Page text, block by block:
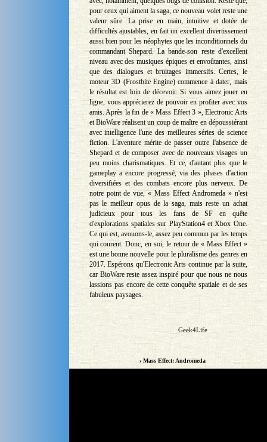
pour ceux qui aiment la saga, ce nouveau volet reste une
valeur sûre. La prise en main, intuitive et dotée de
difficultés ajustables, en fait un excellent divertissement
aussi bien pour les néophytes que les inconditionnels du
commandant Shepard. La bande-son reste d'excellent
niveau avec des musiques épiques et envoûtantes, ainsi
que des dialogues et bruitages immersifs. Certes, le
moteur 3D (Frostbite Engine) commence à dater, mais
le résultat est loin de décevoir. Si vous aimez jouer en
ligne, vous apprécierez de pouvoir en profiter avec vos
amis. Après la fin de « Mass Effect 3 », Electronic Arts
et BioWare réalisent un coup de maître en dépoussiérant
avec intelligence l'une des meilleures séries de science
fiction. L'aventure mérite de passer outre l'absence de
Shepard et de composer avec de nouveaux visages un
peu moins charismatiques. Et ce, d'autant plus que le
gameplay a encore progressé, via des phases d'action
diversifiées et des combats encore plus nerveux. De
notre point de vue, « Mass Effect Andromeda » n'est
pas le meilleur opus de la saga, mais reste un achat
judicieux pour tous les fans de SF en quête
d'explorations spatiales sur PlayStation4 et Xbox One.
Ce qui est, avouons-le, assez peu commun par les temps
qui courent. Donc, en soi, le retour de « Mass Effect »
est une bonne nouvelle pour le pluralisme des genres en
2017. Espérons qu'Electronic Arts continue par la suite,
car BioWare reste assez inspiré pour que nous ne nous
lassions pas encore de cette conquête spatiale et de ses
fabuleux paysages.
Geek4Life
› Mass Effect: Andromeda